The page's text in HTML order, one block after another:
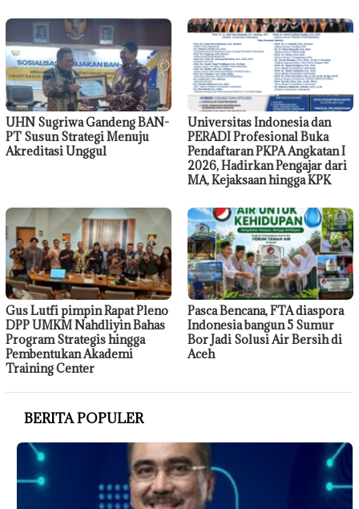
UHN Sugriwa Gandeng BAN-
PT Susun Strategi Menuju
Akreditasi Unggul
Universitas Indonesia dan
PERADI Profesional Buka
Pendaftaran PKPA Angkatan I
2026, Hadirkan Pengajar dari
MA, Kejaksaan hingga KPK
Gus Lutfi pimpin Rapat Pleno
DPP UMKM Nahdliyin Bahas
Program Strategis hingga
Pembentukan Akademi
Training Center
Pasca Bencana, FTA diaspora
Indonesia bangun 5 Sumur
Bor Jadi Solusi Air Bersih di
Aceh
BERITA POPULER